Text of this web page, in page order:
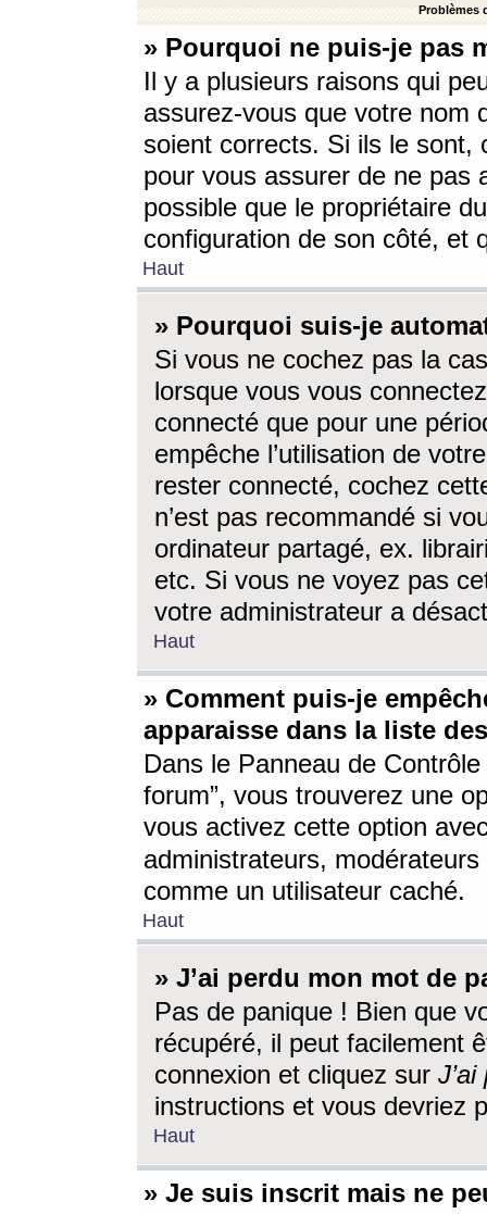
Problèmes
» Pourquoi ne puis-je pas
Il y a plusieurs raisons qui
assurez-vous que votre nom
soient corrects. Si ils le sont,
pour vous assurer de ne pas
possible que le propriétaire
configuration de son côté, et
Haut
» Pourquoi suis-je
Si vous ne cochez pas la
lorsque vous vous
connecté que pour une
empêche l’utilisation de
rester connecté, cochez
n’est pas recommandé si
ordinateur partagé, ex.
etc. Si vous ne voyez pas
votre administrateur a
Haut
» Comment puis-je
apparaisse dans la liste
Dans le Panneau de
forum”, vous trouverez une
vous activez cette option
administrateurs,
comme un utilisateur caché.
Haut
» J’ai perdu mon mot de
Pas de panique ! Bien que
récupéré, il peut facilement
connexion et cliquez sur
instructions et vous devriez
Haut
» Je suis inscrit mais ne